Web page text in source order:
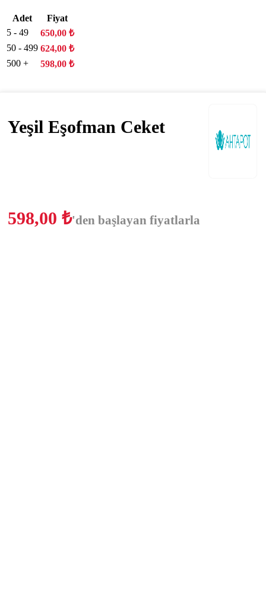
Adet
Fiyat
5 - 49
650,00 ₺
50 - 499 624,00 ₺
500 +
598,00 ₺
Yeşil Eşofman Ceket
598,00 ₺'den başlayan fiyatlarla